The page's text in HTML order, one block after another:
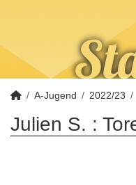
A-Jugend 2022/23
Julien S. :